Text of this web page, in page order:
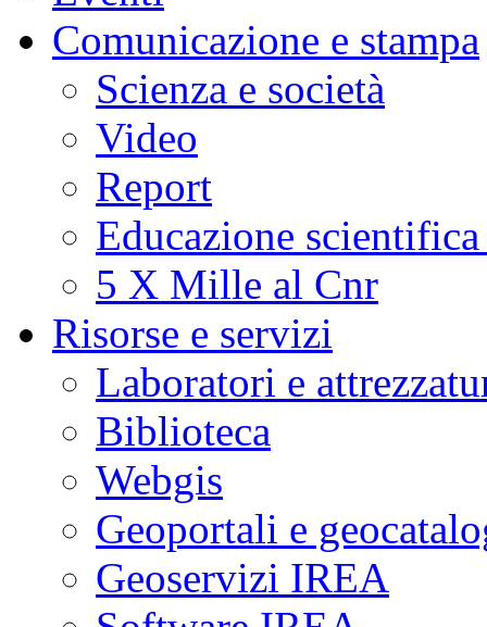
Comunicazione e stampa
Scienza e società
Video
Report
Educazione
5 X Mille al Cnr
Risorse e servizi
Laboratori e
Biblioteca
Webgis
Geoportali e
Geoservizi IREA